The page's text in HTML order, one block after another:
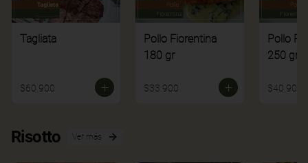
Tagliata
$60.900
Pollo Fiorentina
180 gr
$33.900
Pollo
250 gr
$40.900
Risotto Ver más